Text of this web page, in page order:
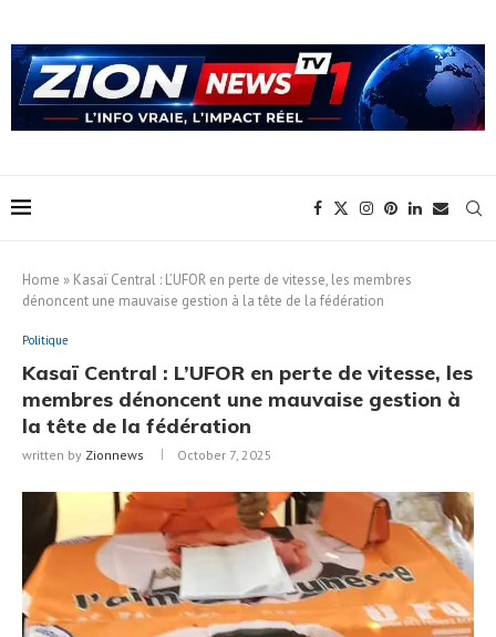
Home » Kasaï Central : L’UFOR en perte de vitesse, les membres
dénoncent une mauvaise gestion à la tête de la fédération
Politique
Kasaï Central : L’UFOR en perte de vitesse, les
membres dénoncent une mauvaise gestion à
la tête de la fédération
written by Zionnews October 7, 2025